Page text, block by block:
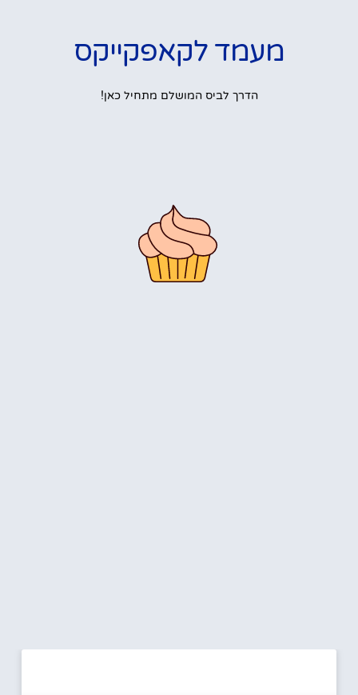
מעמד לקאפקייקס
הדרך לביס המושלם מתחיל כאן!